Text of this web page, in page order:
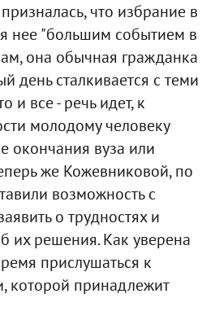
что избрание в
нее "большим событием в
она обычная гражданка
день сталкивается с теми
и все - речь идет, к
молодому человеку
окончания вуза или
же Кожевниковой, по
возможность с
о трудностях и
их решения. Как уверена
прислушаться к
принадлежит